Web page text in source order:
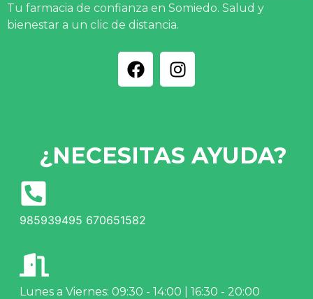
Tu farmacia de confianza en Somiedo. Salud y
bienestar a un clic de distancia.
¿NECESITAS AYUDA?
985939495 670651582
Lunes a Viernes: 09:30 - 14:00 | 16:30 - 20:00